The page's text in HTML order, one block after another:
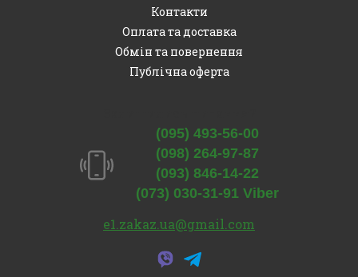
Контакти
Оплата та доставка
Обмін та повернення
Публічна оферта
(095) 493-56-00
(098) 264-97-87
(093) 846-14-22
(073) 030-31-91 Viber
e1.zakaz.ua@gmail.com